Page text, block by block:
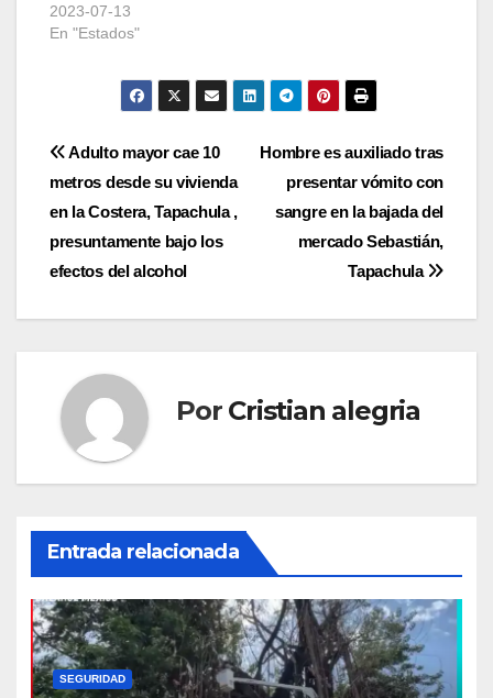
2023-07-13
En "Estados"
Navegación
de
entradas
Hombre es auxiliado tras
presentar vómito con
sangre en la bajada del
mercado Sebastián,
Tapachula
Adulto mayor cae 10
metros desde su vivienda
en la Costera, Tapachula ,
presuntamente bajo los
efectos del alcohol
Por Cristian alegria
Entrada relacionada
SEGURIDAD